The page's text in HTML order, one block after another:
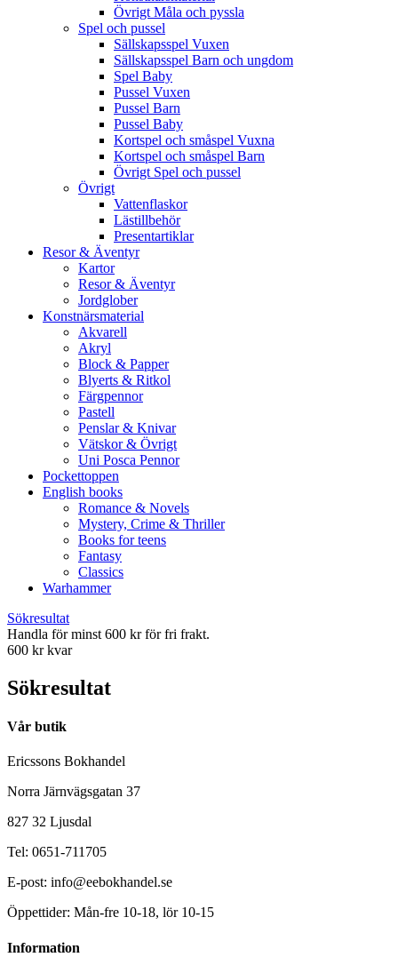
Övrigt Måla och pyssla
Spel och pussel
Sällskapsspel Vuxen
Sällskapsspel Barn och ungdom
Spel Baby
Pussel Vuxen
Pussel Barn
Pussel Baby
Kortspel och småspel Vuxna
Kortspel och småspel Barn
Övrigt Spel och pussel
Övrigt
Vattenflaskor
Lästillbehör
Presentartiklar
Resor & Äventyr
Kartor
Resor & Äventyr
Jordglober
Konstnärsmaterial
Akvarell
Akryl
Block & Papper
Blyerts & Ritkol
Färgpennor
Pastell
Penslar & Knivar
Vätskor & Övrigt
Uni Posca Pennor
Pockettoppen
English books
Romance & Novels
Mystery, Crime & Thriller
Books for teens
Fantasy
Classics
Warhammer
Sökresultat
Handla för minst 600 kr för fri frakt.
600 kr kvar
Sökresultat
Vår butik
Ericssons Bokhandel
Norra Järnvägsgatan 37
827 32 Ljusdal
Tel: 0651-711705
E-post: info@eebokhandel.se
Öppettider: Mån-fre 10-18, lör 10-15
Information